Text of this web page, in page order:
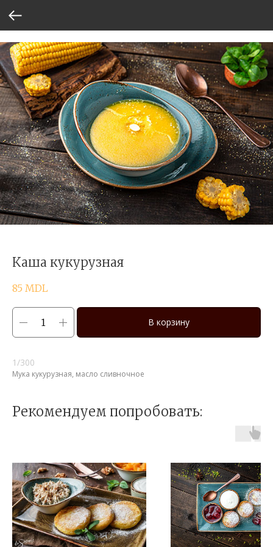
Каша кукурузная
85 MDL
В корзину
1/300
Мука кукурузная, масло сливночное
Рекомендуем попробовать: